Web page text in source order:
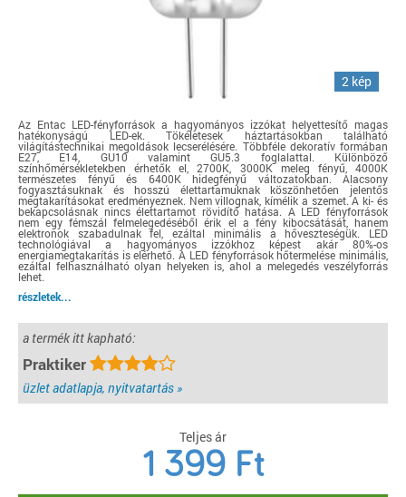
2 kép
Az Entac LED-fényforrások a hagyományos izzókat helyettesítő magas
hatékonyságú LED-ek. Tökéletesek háztartásokban található
világítástechnikai megoldások lecserélésére. Többféle dekoratív formában
E27, E14, GU10 valamint GU5.3 foglalattal. Különböző
színhőmérsékletekben érhetők el, 2700K, 3000K meleg fényű, 4000K
természetes fényű és 6400K hidegfényű változatokban. Alacsony
fogyasztásuknak és hosszú élettartamuknak köszönhetően jelentős
megtakarításokat eredményeznek. Nem villognak, kímélik a szemet. A ki- és
bekapcsolásnak nincs élettartamot rövidítő hatása. A LED fényforrások
nem egy fémszál felmelegedéséből érik el a fény kibocsátását, hanem
elektronok szabadulnak fel, ezáltal minimális a hőveszteségük. LED
technológiával a hagyományos izzókhoz képest akár 80%-os
energiamegtakarítás is elérhető. A LED fényforrások hőtermelése minimális,
ezáltal felhasználható olyan helyeken is, ahol a melegedés veszélyforrás
lehet.
részletek...
a termék itt kapható:
Praktiker
üzlet adatlapja, nyitvatartás »
Teljes ár
1 399 Ft